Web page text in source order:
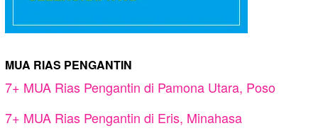
MUA RIAS PENGANTIN
7+ MUA Rias Pengantin di Pamona Utara, Poso
7+ MUA Rias Pengantin di Eris, Minahasa